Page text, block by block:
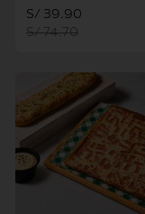
S/ 39.90
S/ 74.70